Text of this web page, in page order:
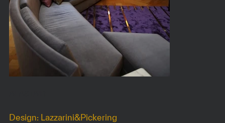
Design: Lazzarini&Pickering